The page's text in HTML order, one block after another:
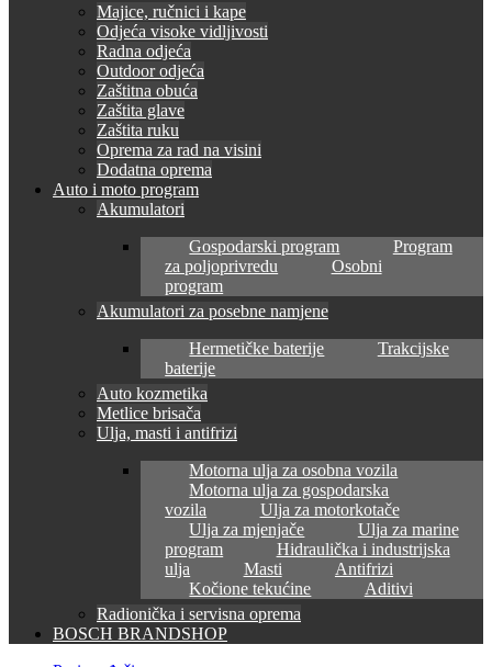
Majice, ručnici i kape
Odjeća visoke vidljivosti
Radna odjeća
Outdoor odjeća
Zaštitna obuća
Zaštita glave
Zaštita ruku
Oprema za rad na visini
Dodatna oprema
Auto i moto program
Akumulatori
Gospodarski program
Program
za poljoprivredu
Osobni
program
Akumulatori za posebne namjene
Hermetičke baterije
Trakcijske
baterije
Auto kozmetika
Metlice brisača
Ulja, masti i antifrizi
Motorna ulja za osobna vozila
Motorna ulja za gospodarska
vozila
Ulja za motorkotače
Ulja za mjenjače
Ulja za marine
program
Hidraulička i industrijska
ulja
Masti
Antifrizi
Kočione tekućine
Aditivi
Radionička i servisna oprema
BOSCH BRANDSHOP